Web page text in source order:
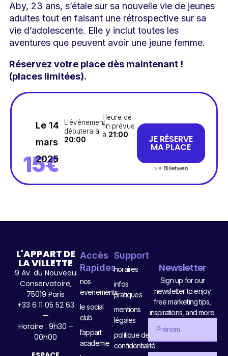
Aby, 23 ans, s’étale sur sa nouvelle vie de jeunes
adultes tout en faisant une rétrospective sur sa
vie d’adolescente. Elle y inclut toutes les
aventures que peuvent avoir une jeune femme.
Réservez votre place dès maintenant !
(places limitées).
15€
Le 14
mars
2025
L'événement
débutera à
20:00
Heure de
fin prévue
à 21:00 JE RÉSERVE
MA PLACE
via Billetweb
L'APPART DE
LA VILLETTE
9 Av. du Nouveau
Conservatoire,
75019 Paris
+33 6 11 05 52 63
—
Horaire : 9h30 –
00h00
Accès
Rapides
nos
evenements
le social
club
l’appart
academie
Support
horaires
infos
pratiques
mentions
légales
politique de
confidentialité
Newsletter
Sign up for our
newsletter to enjoy
free marketing tips,
inspirations, and more.